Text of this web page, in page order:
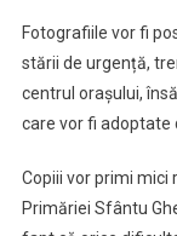
Fotografiile vor fi
stării de urgență,
centrul orașului,
care vor fi adoptate
Copiii vor primi
Primăriei Sfântu